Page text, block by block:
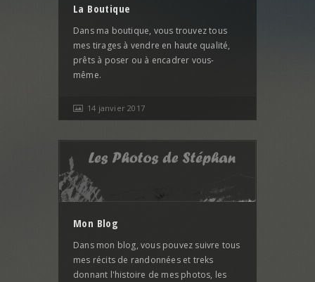
La Boutique
Dans ma boutique, vous trouvez tous
mes tirages à vendre en haute qualité,
prêts à poser ou à encadrer vous-
même.
14 janvier 2017
Mon Blog
Dans mon blog, vous pouvez suivre tous
mes récits de randonnées et treks
donnant l'histoire de mes photos, les